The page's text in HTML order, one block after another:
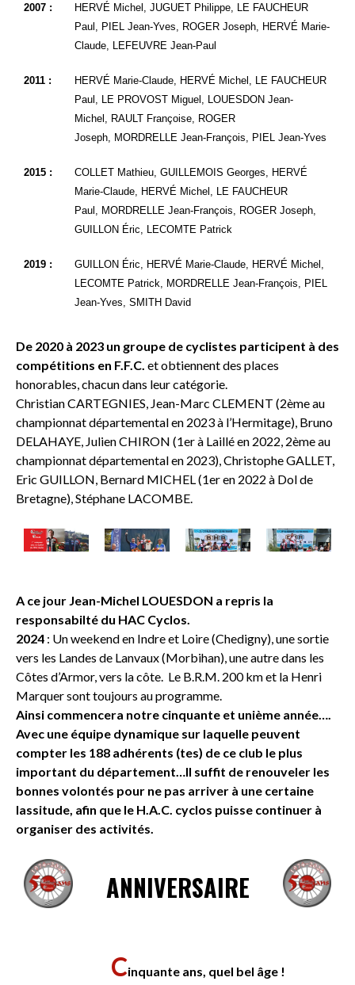
2007 :
HERVÉ Michel, JUGUET Philippe, LE FAUCHEUR
Paul, PIEL Jean-Yves, ROGER Joseph, HERVÉ Marie-
Claude, LEFEUVRE Jean-Paul
2011 :
HERVÉ Marie-Claude, HERVÉ Michel, LE FAUCHEUR
Paul, LE PROVOST Miguel, LOUESDON Jean-
Michel, RAULT Françoise, ROGER
Joseph, MORDRELLE Jean-François, PIEL Jean-Yves
2015 :
COLLET Mathieu, GUILLEMOIS Georges, HERVÉ
Marie-Claude, HERVÉ Michel, LE FAUCHEUR
Paul, MORDRELLE Jean-François, ROGER Joseph,
GUILLON Éric, LECOMTE Patrick
2019 :
GUILLON Éric, HERVÉ Marie-Claude, HERVÉ Michel,
LECOMTE Patrick, MORDRELLE Jean-François, PIEL
Jean-Yves, SMITH David
De 2020 à 2023 un groupe de cyclistes participent à des
compétitions en F.F.C. et obtiennent des places
honorables, chacun dans leur catégorie.
Christian CARTEGNIES, Jean-Marc CLEMENT (2ème au
championnat départemental en 2023 à l’Hermitage), Bruno
DELAHAYE, Julien CHIRON (1er à Laillé en 2022, 2ème au
championnat départemental en 2023), Christophe GALLET,
Eric GUILLON, Bernard MICHEL (1er en 2022 à Dol de
Bretagne), Stéphane LACOMBE.
A ce jour Jean-Michel LOUESDON a repris la
responsabilté du HAC Cyclos.
2024 : Un weekend en Indre et Loire (Chedigny), une sortie
vers les Landes de Lanvaux (Morbihan), une autre dans les
Côtes d’Armor, vers la côte. Le B.R.M. 200 km et la Henri
Marquer sont toujours au programme.
Ainsi commencera notre cinquante et unième année….
Avec une équipe dynamique sur laquelle peuvent
compter les 188 adhérents (tes) de ce club le plus
important du département…Il suffit de renouveler les
bonnes volontés pour ne pas arriver à une certaine
lassitude, afin que le H.A.C. cyclos puisse continuer à
organiser des activités.
ANNIVERSAIRE
Cinquante ans, quel bel âge !